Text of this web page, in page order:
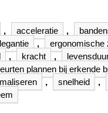
, acceleratie ,
, ergonomische
, kracht ,
plannen bij erkende
, snelheid ,